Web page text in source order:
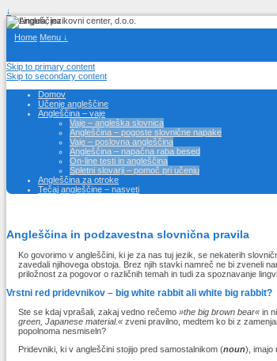
↓
Home Menu ↓
Skip to primary content
Skip to secondary content
Domov
Učenje angleščine
Angleščina – vaje
Vaje – angleška slovnica
Angleščina – pogoste slovnične napake
Vaje – poslovna angleščina
Angleščina – napačna raba besed
On-line testi in angleščina
Spletni slovarji – pomoč pri učenju
Angleščina za otroke
Tečaj angleščine – nasveti
Angleščina in podzavestna slovnična pravila
Ko govorimo v angleščini, ki je za nas tuj jezik, se nekaterih
zavedali njihovega obstoja. Brez njih stavki namreč ne bi zveneli
priložnost za pogovor o različnih temah in tudi za spoznavanje
Vrstni red pridevnikov – big white rabbit ali white big rabbit?
Ste se kdaj vprašali, zakaj vedno rečemo »the big brown bear« in
green, Japanese material.« zveni pravilno, medtem ko bi z
popolnoma nesmiseln?
Pridevniki, ki v angleščini stojijo pred samostalnikom (noun), imajo